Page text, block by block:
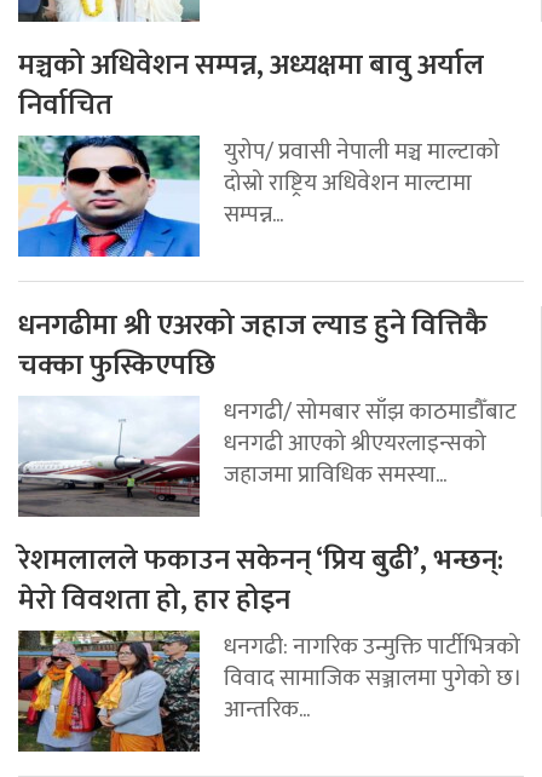
मञ्चको अधिवेशन सम्पन्न, अध्यक्षमा बावु अर्याल
निर्वाचित
युरोप/ प्रवासी नेपाली मञ्च माल्टाको
दोस्रो राष्ट्रिय अधिवेशन माल्टामा
सम्पन्न...
धनगढीमा श्री एअरको जहाज ल्याड हुने वित्तिकै
चक्का फुस्किएपछि
धनगढी/ सोमबार साँझ काठमाडौँबाट
धनगढी आएको श्रीएयरलाइन्सको
जहाजमा प्राविधिक समस्या...
रेशमलालले फकाउन सकेनन् ‘प्रिय बुढी’, भन्छन्:
मेरो विवशता हो, हार होइन
धनगढी: नागरिक उन्मुक्ति पार्टीभित्रको
विवाद सामाजिक सञ्जालमा पुगेको छ।
आन्तरिक...